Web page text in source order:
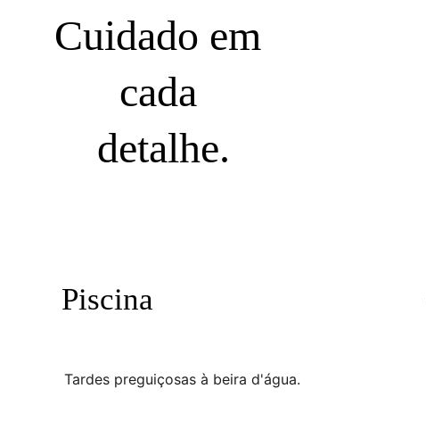
Cuidado em
cada
detalhe.
Tardes preguiçosas à beira d'água.
Piscina